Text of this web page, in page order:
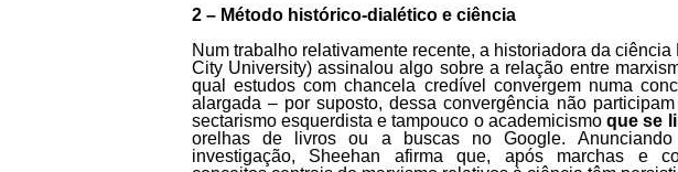
2 – Método histórico-dialético e ciência
Num trabalho relativamente recente, a historiadora da
City University) assinalou algo sobre a relação entre
qual estudos com chancela credível convergem numa
alargada – por suposto, dessa convergência não
sectarismo esquerdista e tampouco o academicismo que se
orelhas de livros ou a buscas no Google.
investigação, Sheehan afirma que, após marchas e